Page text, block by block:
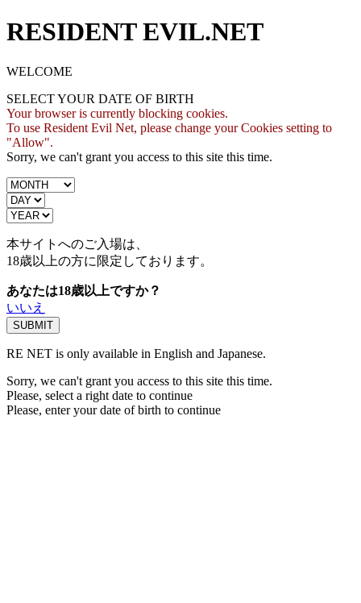
RESIDENT EVIL.NET
WELCOME
SELECT YOUR DATE OF BIRTH
Your browser is currently blocking cookies.
To use Resident Evil Net, please change your Cookies setting to
"Allow".
Sorry, we can't grant you access to this site this time.
本サイトへのご入場は、
18歳以上の方に限定しております。
あなたは18歳以上ですか？
いいえ
RE NET is only available in English and Japanese.
Sorry, we can't grant you access to this site this time.
Please, select a right date to continue
Please, enter your date of birth to continue